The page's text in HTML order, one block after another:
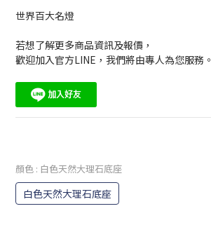
世界百大名燈
若想了解更多商品資訊及報價，
歡迎加入官方LINE，我們將由專人為您服務。
顏色 : 白色天然大理石底座
白色天然大理石底座